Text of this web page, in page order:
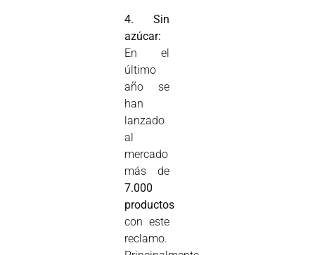
4. Sin
azúcar:
En el
último
año se
han
lanzado
al
mercado
más de
7.000
productos
con este
reclamo.